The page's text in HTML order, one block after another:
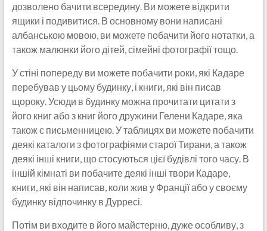
дозволено бачити всередину. Ви можете відкрити
ящики і подивитися. В основному вони написані
албанською мовою, ви можете побачити його нотатки, а
також малюнки його дітей, сімейні фотографії тощо.
У стіні попереду ви можете побачити роки, які Кадаре
перебував у цьому будинку, і книги, які він писав
щороку. Усюди в будинку можна прочитати цитати з
його книг або з книг його дружини Гелени Кадаре, яка
також є письменницею. У таблицях ви можете побачити
деякі каталоги з фотографіями старої Тирани, а також
деякі інші книги, що стосуються цієї будівлі того часу. В
іншій кімнаті ви побачите деякі інші твори Кадаре,
книги, які він написав, коли жив у Франції або у своєму
будинку відпочинку в Дурресі.
Потім ви входите в його майстерню, дуже особливу, з